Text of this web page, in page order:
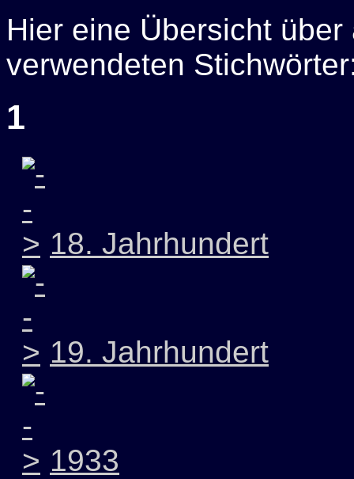
Hier eine Übersicht
verwendeten
1
18. Jahrhundert
19. Jahrhundert
1933